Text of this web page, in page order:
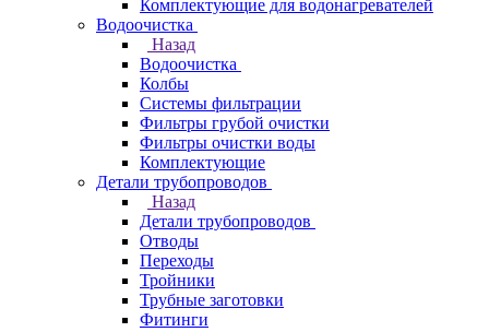
Комплектующие для водонагревателей
Водоочистка
Назад
Водоочистка
Колбы
Системы фильтрации
Фильтры грубой очистки
Фильтры очистки воды
Комплектующие
Детали трубопроводов
Назад
Детали трубопроводов
Отводы
Переходы
Тройники
Трубные заготовки
Фитинги